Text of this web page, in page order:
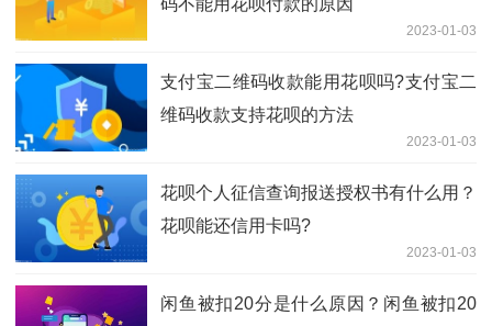
码不能用花呗付款的原因
2023-01-03
支付宝二维码收款能用花呗吗?支付宝二
维码收款支持花呗的方法
2023-01-03
花呗个人征信查询报送授权书有什么用？
花呗能还信用卡吗?
2023-01-03
闲鱼被扣20分是什么原因？闲鱼被扣20